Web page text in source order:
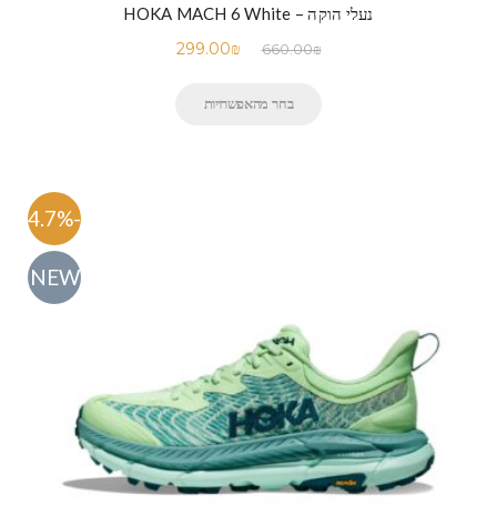
נעלי הוקה – HOKA MACH 6 White
660.00₪
299.00₪
בחר מהאפשרויות
-54.7%
NEW